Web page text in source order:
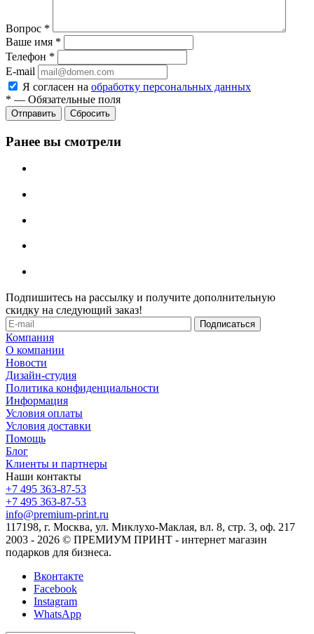
Вопрос *
Ваше имя *
Телефон *
E-mail
Я согласен на обработку персональных данных
* — Обязательные поля
Отправить Сбросить
Ранее вы смотрели
Подпишитесь на рассылку и получите дополнительную
скидку на следующий заказ!
Компания
О компании
Новости
Дизайн-студия
Политика конфиденциальности
Информация
Условия оплаты
Условия доставки
Помощь
Блог
Клиенты и партнеры
Наши контакты
+7 495 363-87-53
+7 495 363-87-53
info@premium-print.ru
117198, г. Москва, ул. Миклухо-Маклая, вл. 8, стр. 3, оф. 217
2003 - 2026 © ПРЕМИУМ ПРИНТ - интернет магазин
подарков для бизнеса.
Вконтакте
Facebook
Instagram
WhatsApp